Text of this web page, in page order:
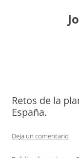
Retos de la
España.
Deja un comentario